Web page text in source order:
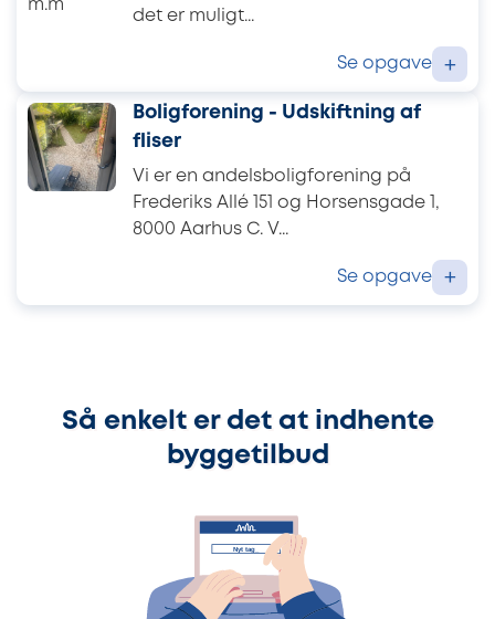
det er muligt...
Se opgave +
Boligforening - Udskiftning af
fliser
Vi er en andelsboligforening på
Frederiks Allé 151 og Horsensgade 1,
8000 Aarhus C. V...
Se opgave +
Så enkelt er det at indhente
byggetilbud